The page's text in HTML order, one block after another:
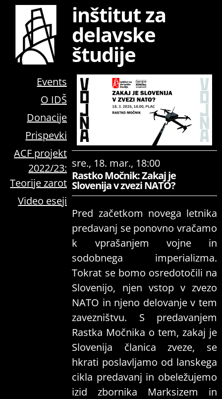
inštitut za
delavske
študije
Events
O IDŠ
Donacije
Prispevki
ACF projekt
2022/23:
Teorije zarot
Video eseji
sre., 18. mar., 18:00
Rastko Močnik: Zakaj je
Slovenija v zvezi NATO?
Pred začetkom novega letnika
predavanj se ponovno vračamo
k vprašanjem vojne in
sodobnega imperializma.
Tokrat se bomo osredotočili na
Slovenijo, njen vstop v zvezo
NATO in njeno delovanje v tem
zavezništvu. S predavanjem
Rastka Močnika o tem, zakaj je
Slovenija članica zveze, se
hkrati poslavljamo od lanskega
cikla predavanj in obeležujemo
izid zbornika Marksizem in